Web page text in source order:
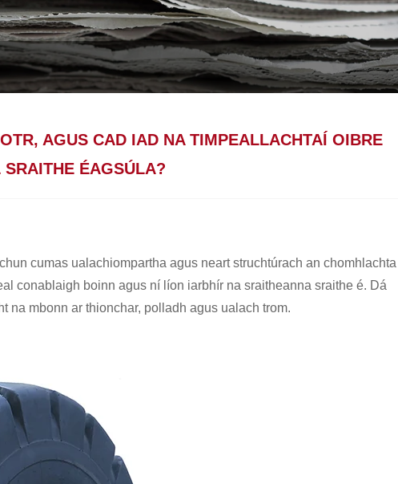
AGUS CAD IAD NA TIMPEALLACHTAÍ OIBRE
ÉAGSÚLA?
cumas ualachiompartha agus neart struchtúrach an chomhlachta
conablaigh boinn agus ní líon iarbhír na sraitheanna sraithe é. Dá
na mbonn ar thionchar, polladh agus ualach trom.